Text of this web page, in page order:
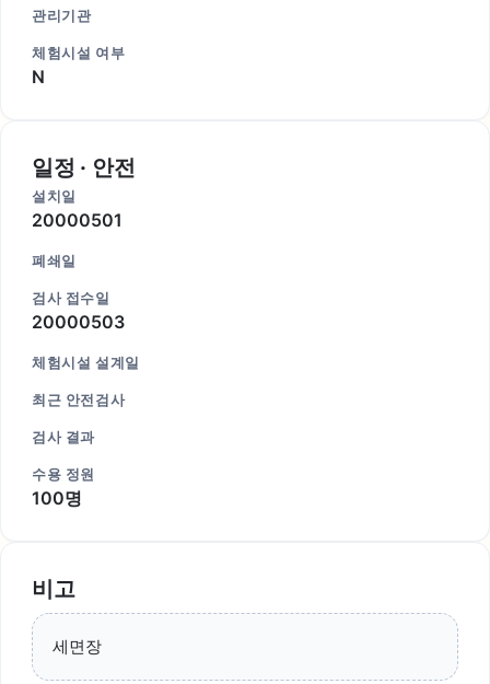
관리기관
체험시설 여부
N
일정 · 안전
설치일
20000501
폐쇄일
검사 접수일
20000503
체험시설 설계일
최근 안전검사
검사 결과
수용 정원
100명
비고
세면장